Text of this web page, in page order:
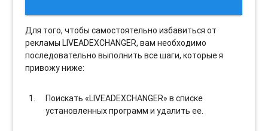
Для того, чтобы самостоятельно избавиться от
рекламы LIVEADEXCHANGER, вам необходимо
последовательно выполнить все шаги, которые я
привожу ниже:
Поискать «LIVEADEXCHANGER» в списке
установленных программ и удалить ее.